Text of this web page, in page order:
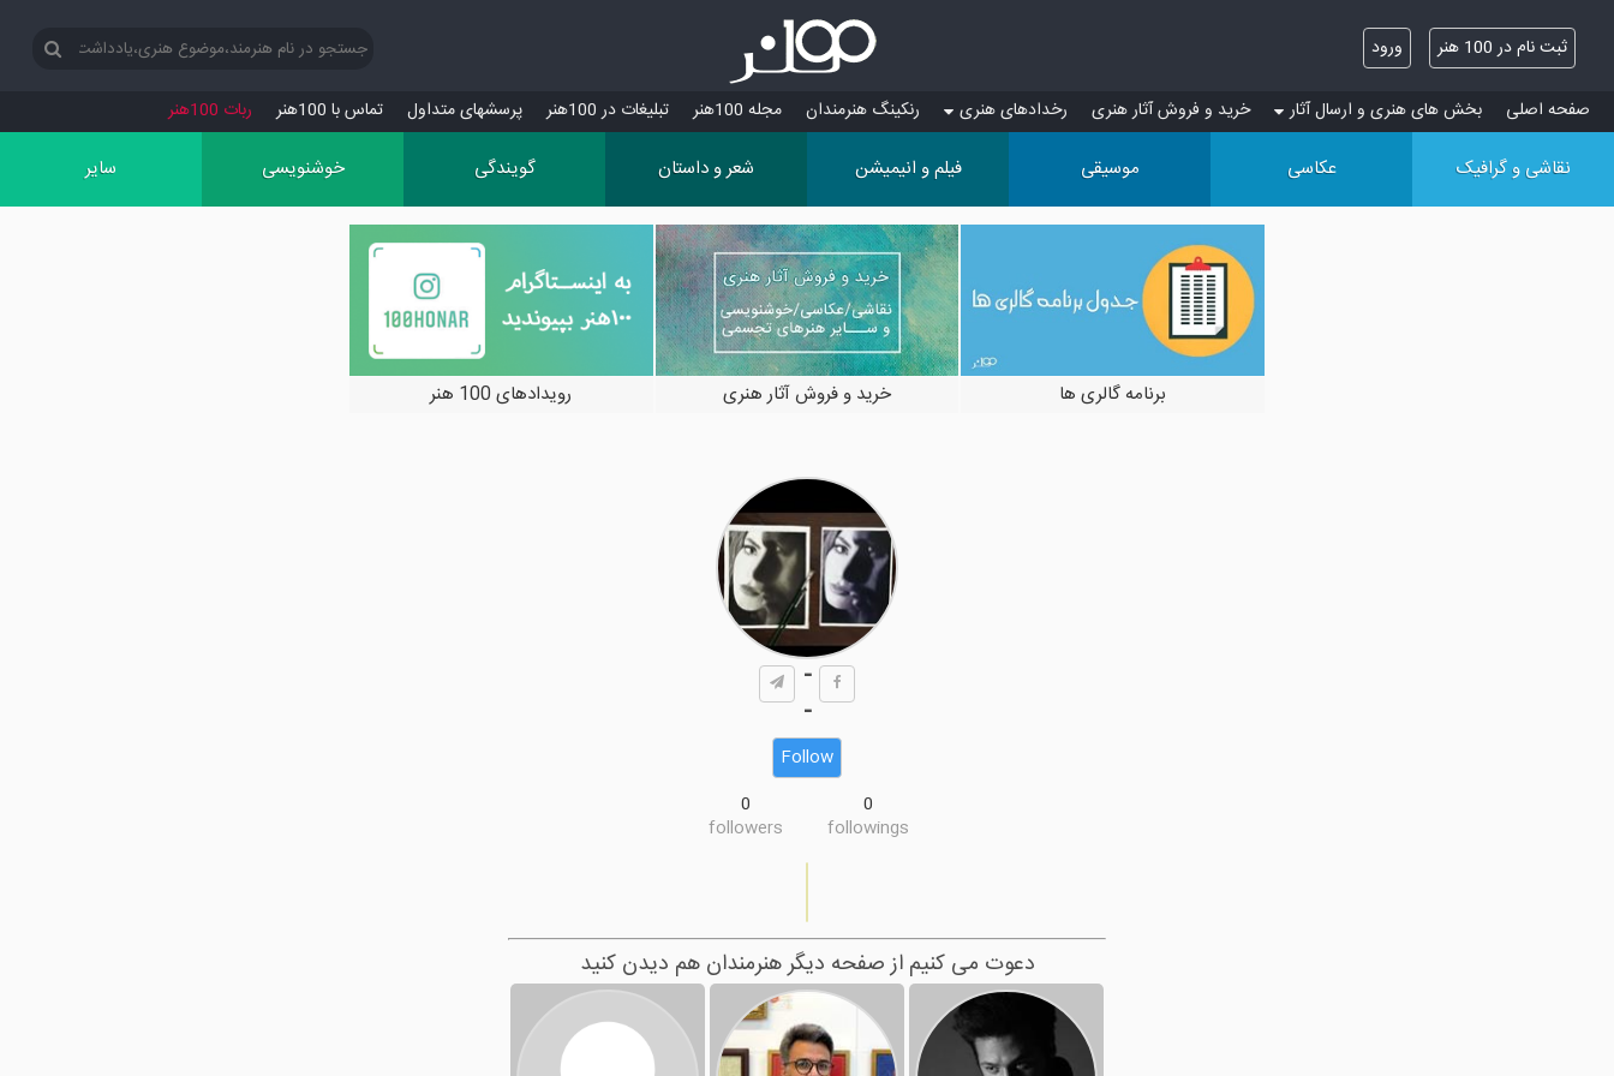
ثبت نام در 100 هنر ورود
صفحه اصلی بخش های هنری و ارسال آثار خرید و فروش آثار هنری رخدادهای هنری رنکینگ هنرمندان مجله 100هنر تبلیغات در 100هنر پرسش‏های متداول تماس با 100هنر ربات 100هنر
نقاشی و گرافیک عکاسی موسیقی فیلم و انیمیشن شعر و داستان گویندگی خوشنویسی سایر
رویدادهای 100 هنر خرید و فروش آثار هنری برنامه گالری ها
-
-
Follow
0
followings
0
followers
دعوت می کنیم از صفحه دیگر هنرمندان هم دیدن کنید